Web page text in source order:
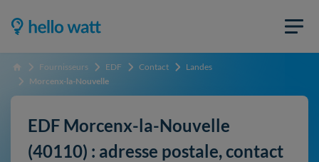
Accueil Fournisseurs EDF Contact
Landes
Morcenx-la-Nouvelle
EDF Morcenx-la-Nouvelle
(40110) : adresse postale, contact